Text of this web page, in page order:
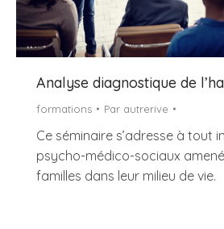
Analyse diagnostique de
formations Par autrerive
Ce séminaire s’adresse à tout
psycho-médico-sociaux
familles dans leur milieu de vie.